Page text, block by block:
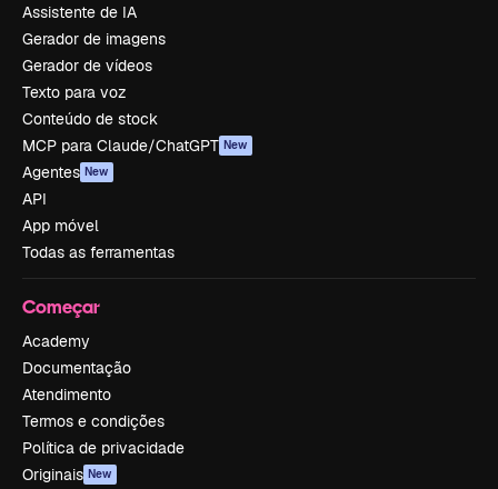
Assistente de IA
Gerador de imagens
Gerador de vídeos
Texto para voz
Conteúdo de stock
MCP para Claude/ChatGPT New
Agentes New
API
App móvel
Todas as ferramentas
Começar
Academy
Documentação
Atendimento
Termos e condições
Política de privacidade
Originais New